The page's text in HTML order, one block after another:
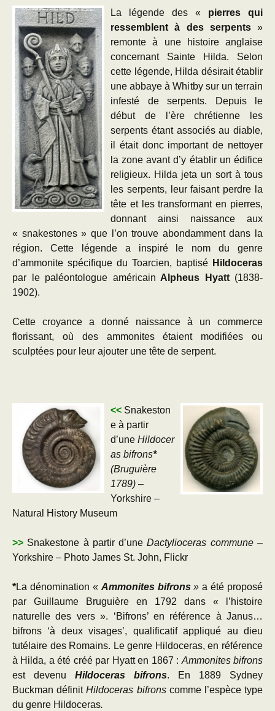
La légende des « pierres qui
ressemblent à des serpents»
remonte à une histoire anglaise
concernant Sainte Hilda. Selon
cette légende, Hilda désirait établir
une abbaye à Whitby sur un terrain
infesté de serpents. Depuis le
début de l’ère chrétienne les
serpents étant associés au diable,
il était donc important de nettoyer
la zone avant d’y établir un édifice
religieux. Hilda jeta un sort à tous
les serpents, leur faisant perdre la
tête et les transformant en pierres,
donnant ainsi naissance aux
« snakestones » que l’on trouve abondamment dans la
région. Cette légende a inspiré le nom du genre
d’ammonite spécifique du Toarcien, baptisé Hildoceras
par le paléontologue américain Alpheus Hyatt(1838-
1902).
Cette croyance a donné naissance à un commerce
florissant, où des ammonites étaient modifiées ou
sculptées pour leur ajouter une tête de serpent.
<< Snakeston
e à partir
d’une Hildocer
as bifrons*
(Bruguière
1789) –
Yorkshire –
Natural History Museum
>> Snakestone à partir d’uneDactylioceras commune–
Yorkshire – Photo James St. John, Flickr
*La dénomination « Ammonites bifrons » a été proposé
par Guillaume Bruguière en 1792 dans « l’histoire
naturelle des vers ». ‘Bifrons’ en référence à Janus…
bifrons ‘à deux visages’, qualificatif appliqué au dieu
tutélaire des Romains. Le genre Hildoceras, en référence
à Hilda, a été créé par Hyatt en 1867 : Ammonites bifrons
est devenu Hildoceras bifrons. En 1889 Sydney
Buckman définitHildoceras bifrons comme l’espèce type
du genre Hildoceras.